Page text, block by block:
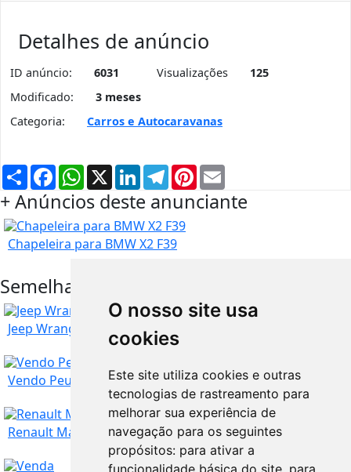
O nosso site usa
cookies
Este site utiliza cookies e outras
tecnologias de rastreamento para
melhorar sua experiência de
navegação para os seguintes
propósitos: para ativar a
funcionalidade básica do site para
Detalhes de anúncio
ID anúncio: 6031 Visualizações
125
Modificado:
3 meses
Categoria:
Carros e Autocaravanas
PartilharFacebookWhatsApp
X LinkedInTelegram
Pinterest
+ Anúncios deste anunciante
Chapeleira para BMW X2 F39
Semelhantes na mesma região
Jeep Wrangler 2.8 CRD
Santarém
Vendo Peugeot Carrinha 307 1.6 hdi
Renault Master